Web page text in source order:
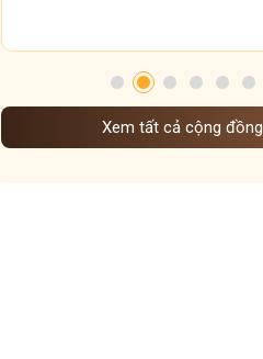
Xem tất cả cộng đồng